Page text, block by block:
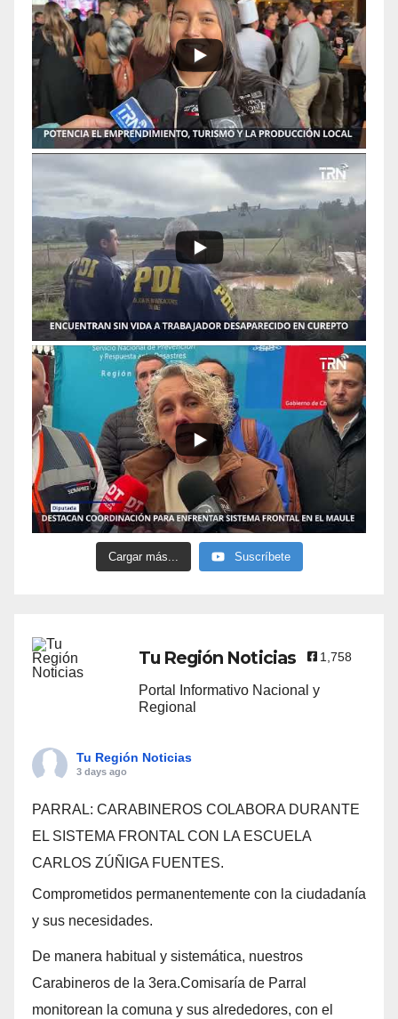
Cargar más... Suscríbete
Tu Región Noticias 1,758
Portal Informativo Nacional y
Regional
Tu Región Noticias
3 days ago
PARRAL: CARABINEROS COLABORA DURANTE
EL SISTEMA FRONTAL CON LA ESCUELA
CARLOS ZÚÑIGA FUENTES.
Comprometidos permanentemente con la ciudadanía
y sus necesidades.
De manera habitual y sistemática, nuestros
Carabineros de la 3era.Comisaría de Parral
monitorean la comuna y sus alrededores, con el